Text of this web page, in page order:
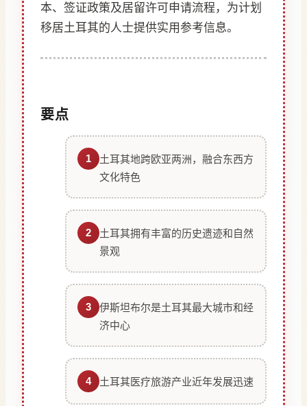
本、签证政策及居留许可申请流程，为计划
移居土耳其的人士提供实用参考信息。
要点
1
土耳其地跨欧亚两洲，融合东西方
文化特色
2
土耳其拥有丰富的历史遗迹和自然
景观
3
伊斯坦布尔是土耳其最大城市和经
济中心
4 土耳其医疗旅游产业近年发展迅速